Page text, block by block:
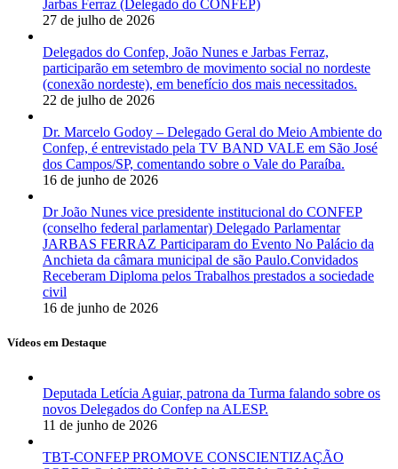
Jarbas Ferraz (Delegado do CONFEP)
27 de julho de 2026
Delegados do Confep, João Nunes e Jarbas Ferraz,
participarão em setembro de movimento social no nordeste
(conexão nordeste), em benefício dos mais necessitados.
22 de julho de 2026
Dr. Marcelo Godoy – Delegado Geral do Meio Ambiente do
Confep, é entrevistado pela TV BAND VALE em São José
dos Campos/SP, comentando sobre o Vale do Paraíba.
16 de junho de 2026
Dr João Nunes vice presidente institucional do CONFEP
(conselho federal parlamentar) Delegado Parlamentar
JARBAS FERRAZ Participaram do Evento No Palácio da
Anchieta da câmara municipal de são Paulo.Convidados
Receberam Diploma pelos Trabalhos prestados a sociedade
civil
16 de junho de 2026
Vídeos em Destaque
Deputada Letícia Aguiar, patrona da Turma falando sobre os
novos Delegados do Confep na ALESP.
11 de junho de 2026
TBT-CONFEP PROMOVE CONSCIENTIZAÇÃO